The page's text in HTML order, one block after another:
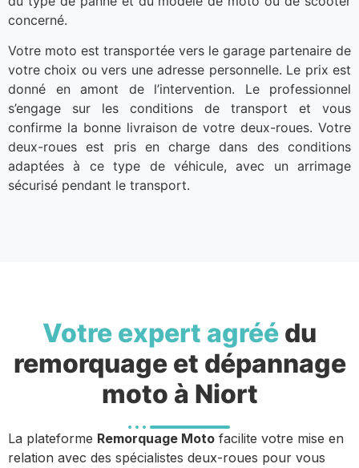
concerné.
Votre moto est transportée vers le garage partenaire de
votre choix ou vers une adresse personnelle. Le prix est
donné en amont de l’intervention. Le professionnel
s’engage sur les conditions de transport et vous
confirme la bonne livraison de votre deux-roues. Votre
deux-roues est pris en charge dans des conditions
adaptées à ce type de véhicule, avec un arrimage
sécurisé pendant le transport.
Votre expert agréé du
remorquage et dépannage
moto à Niort
La plateforme Remorquage Moto facilite votre mise en
relation avec des spécialistes deux-roues pour vous